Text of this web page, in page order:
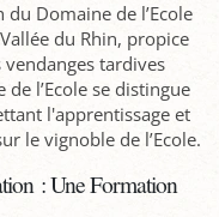
Domaine de l’Ecole
du Rhin, propice
tardives
l’Ecole se distingue
l'apprentissage et
le vignoble de l’Ecole.
: Une Formation